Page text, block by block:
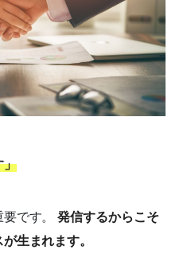
」
要です。発信するからこそ
生まれます。